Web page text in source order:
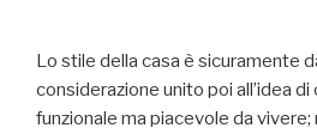
Lo stile della casa è sicuramente
considerazione unito poi all’idea
funzionale ma piacevole da vivere;